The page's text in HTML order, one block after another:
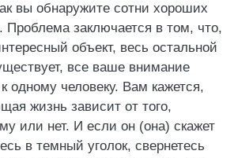
вы обнаружите сотни хороших
заключается в том, что,
объект, весь остальной
все ваше внимание
одному человеку. Вам кажется,
жизнь зависит от того,
или нет. И если он (она) скажет
в темный уголок, свернетесь